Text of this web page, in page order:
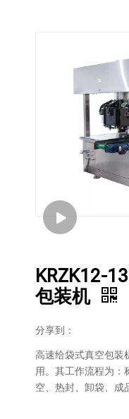
KRZK12-
包装机
分享到：
高速给袋式真空包装
用。其工作流程为：
空、热封、卸袋、成